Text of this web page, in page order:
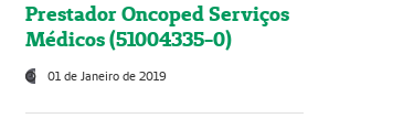
Prestador Oncoped Serviços
Médicos (51004335-0)
01 de Janeiro de 2019